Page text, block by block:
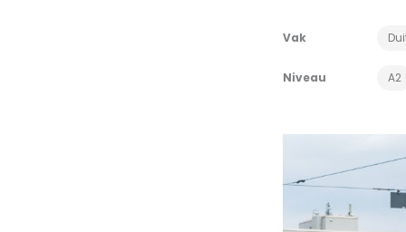
Vak
Niveau A2